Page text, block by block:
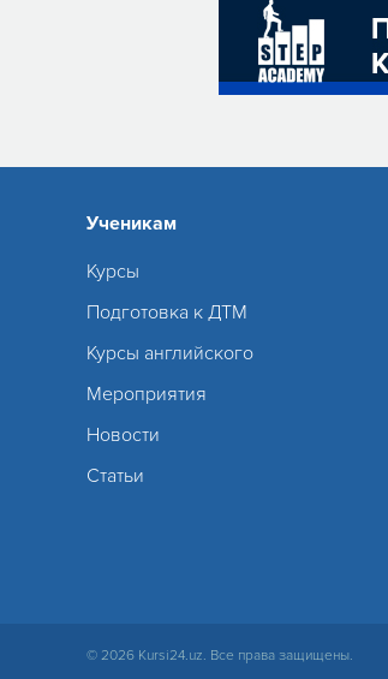
Ученикам
Курсы
Подготовка к ДТМ
Курсы английского
Мероприятия
Новости
Статьи
© 2026 Kursi24.uz. Все права защищены.